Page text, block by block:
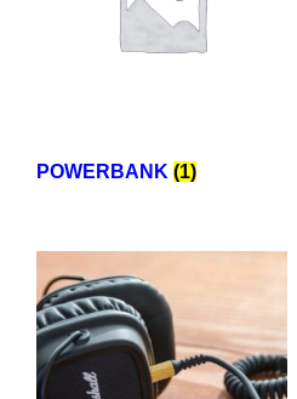
POWERBANK (1)